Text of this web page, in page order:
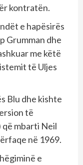
kontratën.
e hapësirës
Grumman dhe
me këtë
të Uljes
Blu dhe kishte
të
mbarti Neil
në 1969.
e